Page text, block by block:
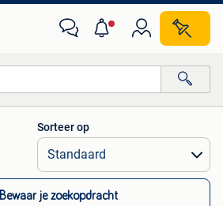
Alle afstanden…
Sorteer op
Bewaar je zoekopdracht